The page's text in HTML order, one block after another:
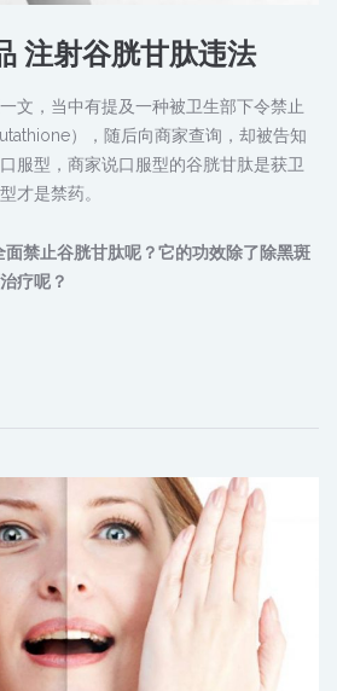
注射谷胱甘肽违法
文，当中有提及一种被卫生部下令禁止
），随后向商家查询，却被告知
服型，商家说口服型的谷胱甘肽是获卫
才是禁药。
禁止谷胱甘肽呢？它的功效除了除黑斑
疗呢？